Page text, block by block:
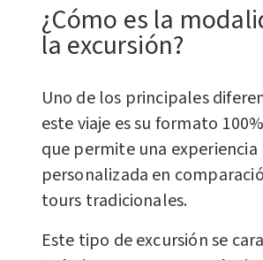
¿Cómo es la
la excursión?
Uno de los principales
este viaje es su formato
que permite una experiencia
personalizada en
tours tradicionales.
Este tipo de excursión se